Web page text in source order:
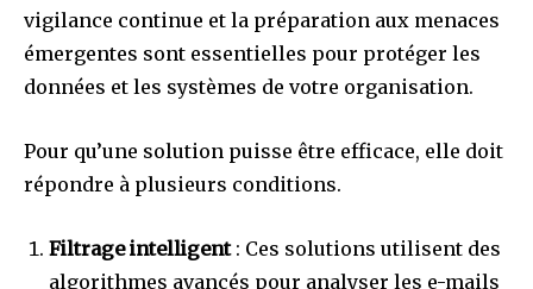
vigilance continue et la préparation aux menaces
émergentes sont essentielles pour protéger les
données et les systèmes de votre organisation.
Pour qu’une solution puisse être efficace, elle doit
répondre à plusieurs conditions.
Filtrage intelligent: Ces solutions utilisent des
algorithmes avancés pour analyser les e-mails